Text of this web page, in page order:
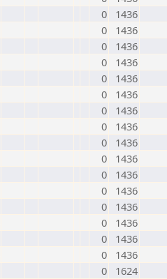
0
1436
0
1436
0
1436
0
1436
0
1436
0
1436
0
1436
0
1436
0
1436
0
1436
0
1436
0
1436
0
1436
0
1436
0
1436
0
1436
0
1624